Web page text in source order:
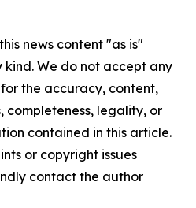
news content "as is"
We do not accept any
the accuracy, content,
completeness, legality, or
contained in this article.
or copyright issues
contact the author